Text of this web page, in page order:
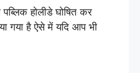
होलीडे घोषित कर
गया है ऐसे में यदि आप भी